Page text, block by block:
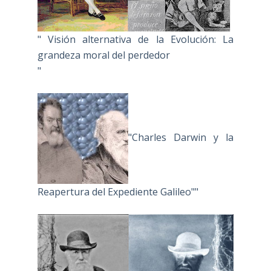
" Visión alternativa de la Evolución: La
grandeza moral del perdedor
"
"Charles Darwin y la
Reapertura del Expediente Galileo""